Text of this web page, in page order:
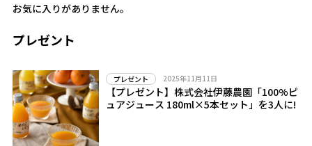
お気に入りがありません。
プレゼント
プレゼント 2025年11月11日
【プレゼント】株式会社伊藤農園「100%ピ
ュアジュース 180ml×5本セット」を3人に!